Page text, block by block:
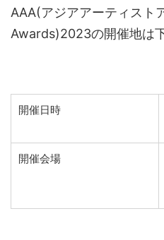
AAA(アジアアーティスト
Awards)2023の開催地は
開催日時
開催会場